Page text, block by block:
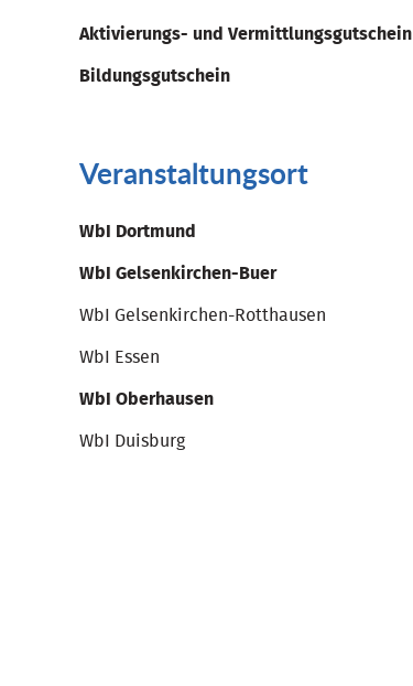
Aktivierungs- und Vermittlungsgutschein
Bildungsgutschein
Veranstaltungsort
WbI Dortmund
WbI Gelsenkirchen-Buer
WbI Gelsenkirchen-Rotthausen
WbI Essen
WbI Oberhausen
WbI Duisburg